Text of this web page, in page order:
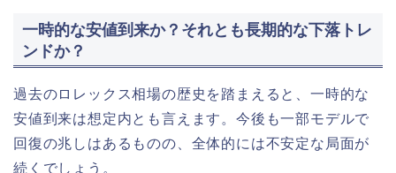
一時的な安値到来か？それとも長期的な下落トレ
ンドか？
過去のロレックス相場の歴史を踏まえると、一時的な
安値到来は想定内とも言えます。今後も一部モデルで
回復の兆しはあるものの、全体的には不安定な局面が
続くでしょう。